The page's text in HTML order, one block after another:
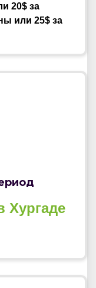
20$ за
или 25$ за
Хургаде